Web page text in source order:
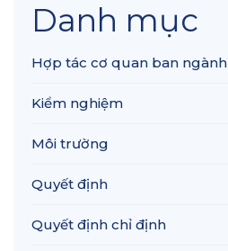
Danh mục
Hợp tác cơ quan ban ngành
Kiểm nghiệm
Môi trường
Quyết định
Quyết định chỉ định